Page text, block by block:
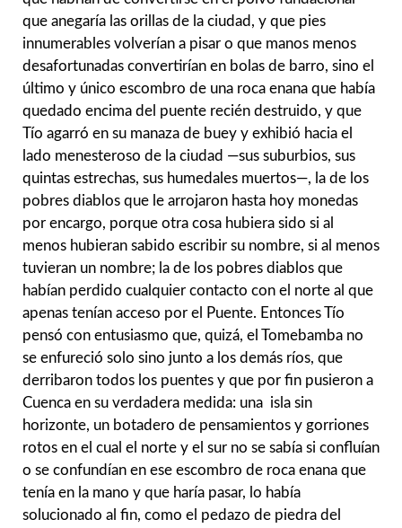
que anegaría las orillas de la ciudad, y que pies
innumerables volverían a pisar o que manos menos
desafortunadas convertirían en bolas de barro, sino el
último y único escombro de una roca enana que había
quedado encima del puente recién destruido, y que
Tío agarró en su manaza de buey y exhibió hacia el
lado menesteroso de la ciudad —sus suburbios, sus
quintas estrechas, sus humedales muertos—, la de los
pobres diablos que le arrojaron hasta hoy monedas
por encargo, porque otra cosa hubiera sido si al
menos hubieran sabido escribir su nombre, si al menos
tuvieran un nombre; la de los pobres diablos que
habían perdido cualquier contacto con el norte al que
apenas tenían acceso por el Puente. Entonces Tío
pensó con entusiasmo que, quizá, el Tomebamba no
se enfureció solo sino junto a los demás ríos, que
derribaron todos los puentes y que por fin pusieron a
Cuenca en su verdadera medida: una isla sin
horizonte, un botadero de pensamientos y gorriones
rotos en el cual el norte y el sur no se sabía si confluían
o se confundían en ese escombro de roca enana que
tenía en la mano y que haría pasar, lo había
solucionado al fin, como el pedazo de piedra del